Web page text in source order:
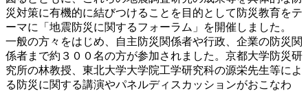
災対策に有機的に結びつけることを目的として防災教育をテ
ーマに「地震防災に関するフォーラム」を開催しました。
一般の方々をはじめ、自主防災関係者や行政、企業の防災関
係者まで約３００名の方が参加されました。京都大学防災研
究所の林教授、東北大学大学院工学研究科の源栄先生等によ
る防災に関する講演やパネルディスカッションがおこなわ